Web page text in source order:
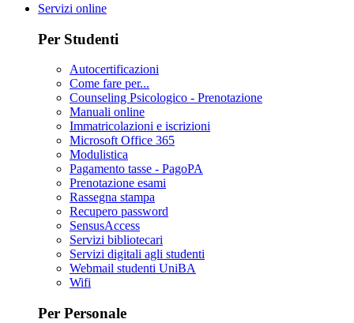
Servizi online
Per Studenti
Autocertificazioni
Come fare per...
Counseling Psicologico - Prenotazione
Manuali online
Immatricolazioni e iscrizioni
Microsoft Office 365
Modulistica
Pagamento tasse - PagoPA
Prenotazione esami
Rassegna stampa
Recupero password
SensusAccess
Servizi bibliotecari
Servizi digitali agli studenti
Webmail studenti UniBA
Wifi
Per Personale